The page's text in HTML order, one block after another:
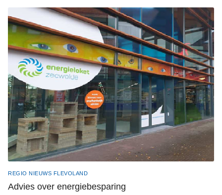
REGIO NIEUWS FLEVOLAND
Advies over energiebesparing